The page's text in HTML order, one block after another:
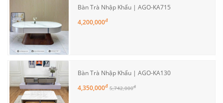
Bàn Trà Nhập Khẩu | AGO-KA715
4,200,000đ
Bàn Trà Nhập Khẩu | AGO-KA130
4,350,000đ 5,742,000đ